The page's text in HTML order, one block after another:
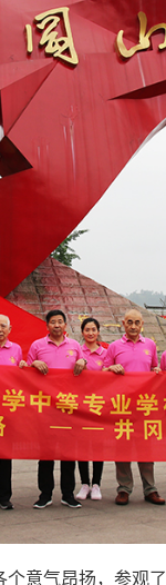
意气昂扬，参观